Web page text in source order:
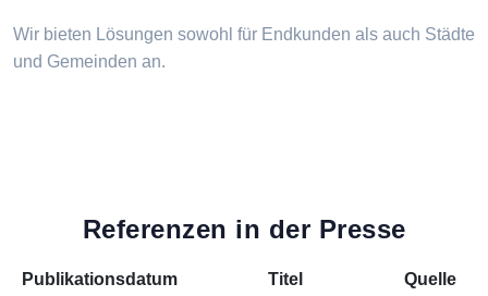
Wir bieten Lösungen sowohl für Endkunden als auch Städte
und Gemeinden an.
Referenzen in der Presse
Publikationsdatum Titel Quelle